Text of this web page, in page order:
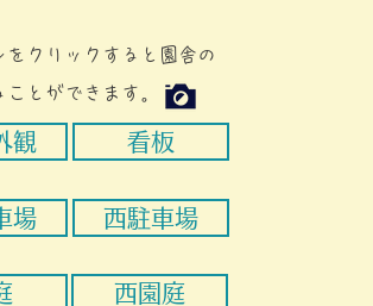
をクリックすると園舎の
とができます。
観 看板
場 西駐車場
西園庭